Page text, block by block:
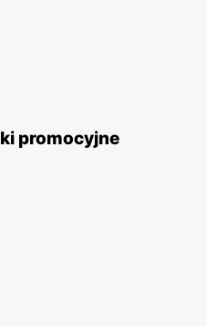
promocyjne